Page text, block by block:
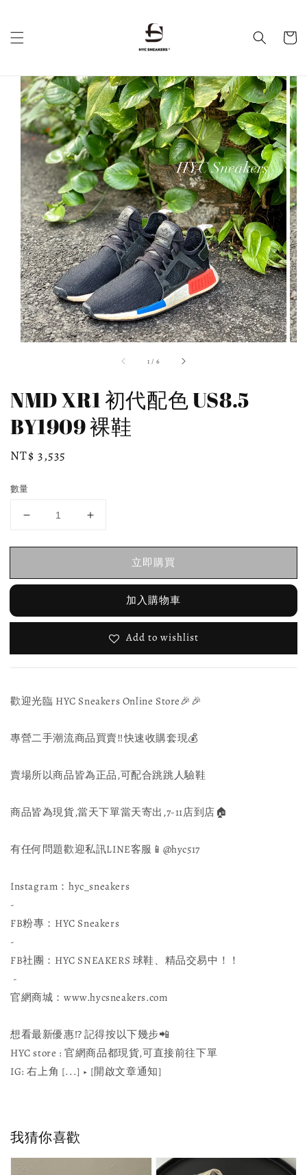
1 / 6
NMD XR1 初代配色 US8.5
BY1909 裸鞋
Regular
NT$ 3,535
數量
立即購買
加入購物車
Add to wishlist
歡迎光臨 HYC Sneakers Online Store🎉🎉
專營二手潮流商品買賣‼️快速收購套現💰
賣場所以商品皆為正品,可配合跳跳人驗鞋
商品皆為現貨,當天下單當天寄出,7-11店到店🏠
有任何問題歡迎私訊LINE客服📱@hyc517
Instagram：hyc_sneakers
-
FB粉專：HYC Sneakers
-
FB社團：HYC SNEAKERS 球鞋、精品交易中！！
-
官網商城：www.hycsneakers.com
想看最新優惠⁉ 記得按以下幾步📲
HYC store : 官網商品都現貨,可直接前往下單
IG: 右上角 [...] ▶️ [開啟文章通知]
我猜你喜歡